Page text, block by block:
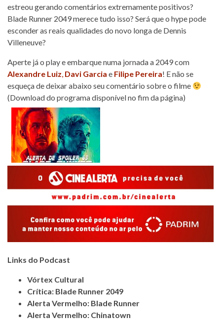
estreou gerando comentários extremamente positivos?
Blade Runner 2049 merece tudo isso? Será que o hype pode
esconder as reais qualidades do novo longa de Dennis
Villeneuve?
Aperte já o play e embarque numa jornada a 2049 com
Alexandre Luiz, Davi Garcia e Filipe Pereira! E não se
esqueça de deixar abaixo seu comentário sobre o filme
(Download do programa disponível no fim da página)
Links do Podcast
Vórtex Cultural
Crítica: Blade Runner 2049
Alerta Vermelho: Blade Runner
Alerta Vermelho: Chinatown